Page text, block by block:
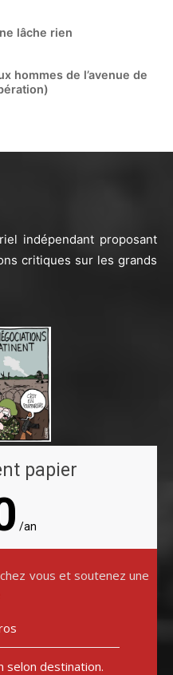
lâche rien
hommes de l’avenue de
indépendant proposant
critiques sur les grands
papier
/an
vous et soutenez une
selon destination.